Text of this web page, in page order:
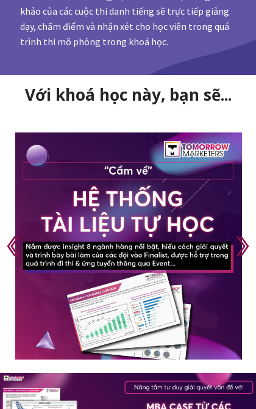
khảo của các cuộc thi danh tiếng sẽ trực tiếp giảng
dạy, chấm điểm và nhận xét cho học viên trong quá
trình thi mô phỏng trong khoá học.
Với khoá học này, bạn sẽ...